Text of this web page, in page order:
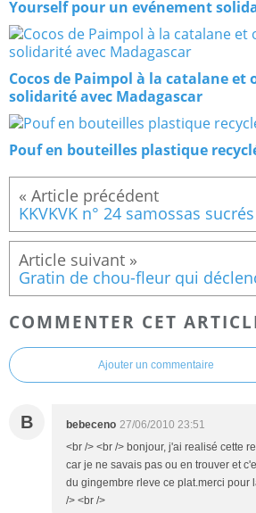
Yourself pour un evénement
Cocos de Paimpol à la catalane et
solidarité avec Madagascar
Pouf en bouteilles plastique
COMMENTER CET
Ajouter un commentaire
B bebeceno 27/06/2010 23:51
<br /> <br /> bonjour, j'ai realisé cette
car je ne savais pas ou en trouver et
du gingembre rleve ce plat.merci pour
/> <br />